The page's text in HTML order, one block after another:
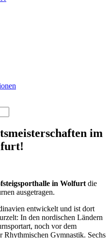
im
in Wolfurt die
ausgetragen.
entwickelt und ist dort
In den nordischen Ländern
noch vor dem
Rhythmischen Gymnastik. Sechs